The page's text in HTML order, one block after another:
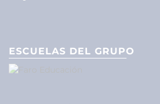
ESCUELAS DEL GRUPO